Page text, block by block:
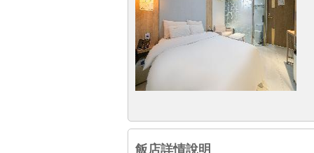
飯店詳情說明